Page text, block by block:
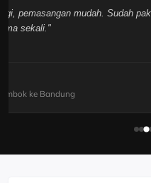
pemasangan mudah. Sudah
sekali."
ke Bandung